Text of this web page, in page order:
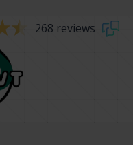
268 reviews